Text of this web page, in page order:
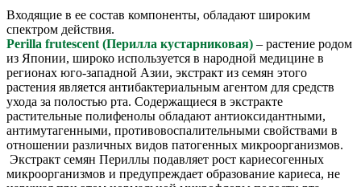
Входящие в ее состав компоненты, обладают широким
спектром действия.
Perilla frutescent (Перилла кустарниковая) – растение родом
из Японии, широко используется в народной медицине в
регионах юго-западной Азии, экстракт из семян этого
растения является антибактериальным агентом для средств
ухода за полостью рта. Содержащиеся в экстракте
растительные полифенолы обладают антиоксидантными,
антимутагенными, противовоспалительными свойствами в
отношении различных видов патогенных микроорганизмов.
Экстракт семян Периллы подавляет рост кариесогенных
микроорганизмов и предупреждает образование кариеса, не